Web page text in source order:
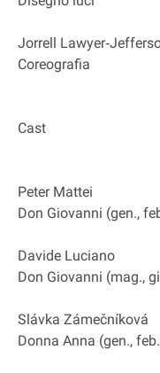
Jorrell
Coreografia
Cast
Peter Mattei
Don Giovanni (gen.,
Davide Luciano
Don Giovanni (mag.,
Slávka Zámečníková
Donna Anna (gen.,